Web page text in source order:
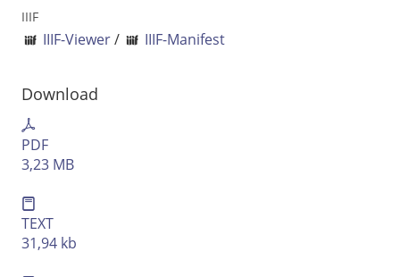
Ausgabe-Optionen
Rechtstrunkierung
an
IIIF
IIIF-Viewer/ IIIF-Manifest
Download
PDF
3,23 MB
TEXT
31,94 kb